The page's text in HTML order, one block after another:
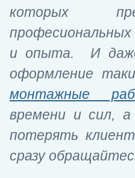
которых
и опыта. И
оформление
монтажные
времени и сил,
потерять
сразу